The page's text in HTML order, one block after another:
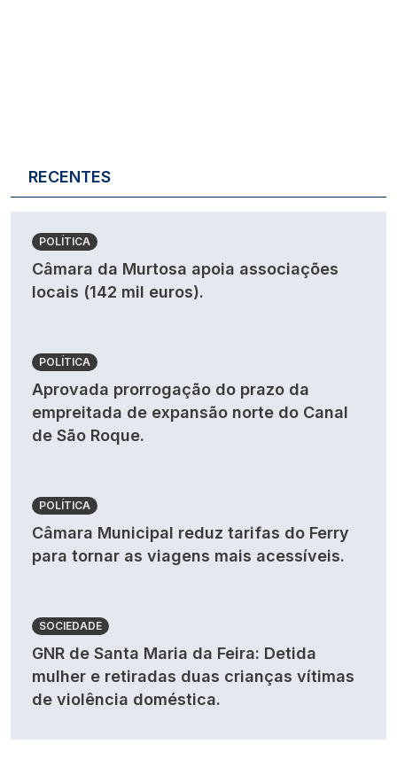
RECENTES
POLÍTICA
Câmara da Murtosa apoia associações
locais (142 mil euros).
POLÍTICA
Aprovada prorrogação do prazo da
empreitada de expansão norte do Canal
de São Roque.
POLÍTICA
Câmara Municipal reduz tarifas do Ferry
para tornar as viagens mais acessíveis.
SOCIEDADE
GNR de Santa Maria da Feira: Detida
mulher e retiradas duas crianças vítimas
de violência doméstica.